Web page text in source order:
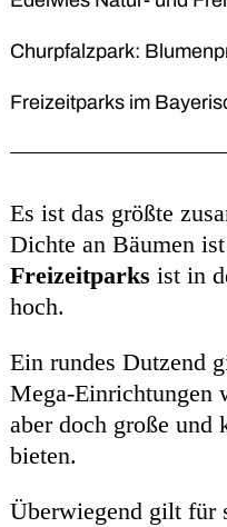
Churpfalzpark:
Freizeitparks im
Es ist das größte
Dichte an Bäumen
Freizeitparks ist in
hoch.
Ein rundes Dutzend
Mega-Einrichtungen
aber doch große und
bieten.
Überwiegend gilt für